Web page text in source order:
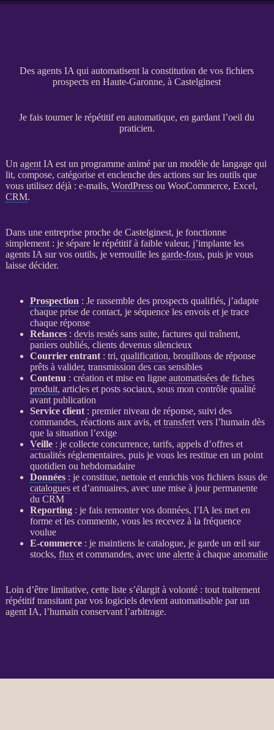
Des agents IA qui automatisent la constitution de vos fichiers
prospects en Haute-Garonne, à Castelginest
Je fais tourner le répétitif en automatique, en gardant l’oeil du
praticien.
Un agent IA est un programme animé par un modèle de langage qui
lit, compose, catégorise et enclenche des actions sur les outils que
vous utilisez déjà : e-mails, WordPressou WooCommerce, Excel,
CRM.
Dans une entreprise proche de Castelginest, je fonctionne
simplement : je sépare le répétitif à faible valeur, j’implante les
agents IA sur vos outils, je verrouille les garde-fous, puis je vous
laisse décider.
Prospection : Je rassemble des prospectsqualifiés, j’adapte
chaque prise de contact, je séquence les envois et je trace
chaque réponse
Relances: devisrestés sans suite, factures qui traînent,
paniers oubliés, clients devenus silencieux
Courrier entrant: tri, qualification, brouillons de réponse
prêts à valider, transmission des cas sensibles
Contenu : création et mise en ligne automatiséesde fiches
produit, articles et posts sociaux, sous mon contrôle qualité
avant publication
Service client: premier niveau de réponse, suivi des
commandes, réactions aux avis, et transfertvers l’humain dès
que la situation l’exige
Veille: je collecte concurrence, tarifs, appels d’offres et
actualités réglementaires, puis je vous les restitue en un point
quotidien ou hebdomadaire
Données: je constitue, nettoie et enrichis vos fichiers issus de
catalogueset d’annuaires, avec une mise à jour permanente
du CRM
Reporting: je fais remonter vos données, l’IA les met en
forme et les commente, vous les recevez à la fréquence
voulue
E-commerce: je maintiens le catalogue, je garde un œil sur
stocks, fluxet commandes, avec une alerteà chaque anomalie
Loin d’être limitative, cette liste s’élargit à volonté : tout traitement
répétitif transitant par vos logiciels devient automatisable par un
agent IA, l’humain conservant l’arbitrage.